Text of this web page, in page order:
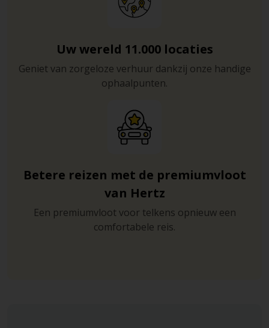
Uw wereld 11.000 locaties
Geniet van zorgeloze verhuur dankzij onze handige
ophaalpunten.
Betere reizen met de premiumvloot
van Hertz
Een premiumvloot voor telkens opnieuw een
comfortabele reis.